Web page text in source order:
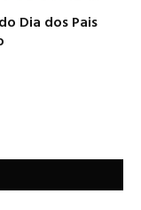
Dia dos Pais